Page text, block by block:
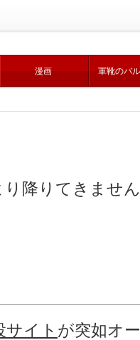
漫画 軍靴のバ
降りてきませ
サイト が突如オ